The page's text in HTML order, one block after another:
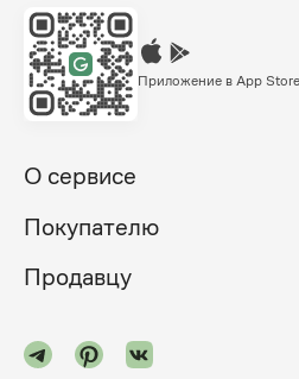
Приложение в App
О сервисе
Покупателю
Продавцу